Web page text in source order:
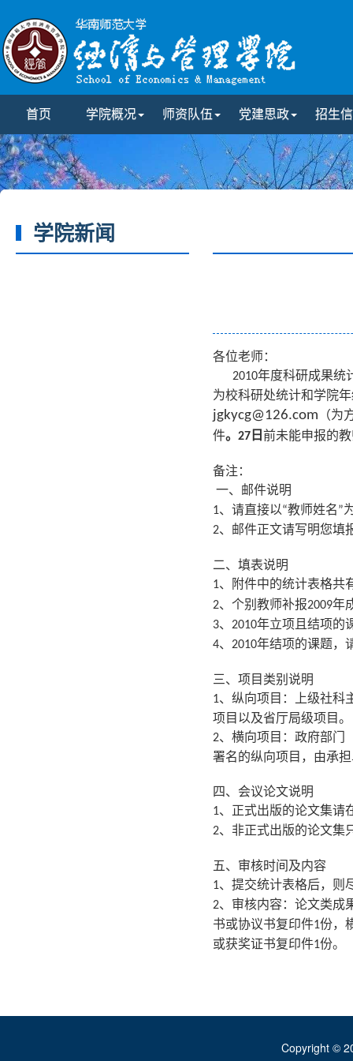
首页 学院概况 师资队伍 党建思政 招生
学院新闻
各位老师：
2010年度科研成果统
为校科研处统计和学院
jgkycg@126.com （为
件。 27 日 前未能申报的
备注：
一、邮件说明
1、请直接以“教师姓名”
2、邮件正文请写明您填
二、填表说明
1、附件中的统计表格共
2、个别教师补报2009年
3、 2010年立项且结项的
4、 2010年结项的课题，
三、项目类别说明
1、纵向项目：上级社科
项目以及省厅局级项目。
2、横向项目：政府部门
署名的纵向项目，由承
四、会议论文说明
1、正式出版的论文集请
2、非正式出版的论文集
五、审核时间及内容
1、提交统计表格后，则
2、审核内容：论文类成
书或协议书复印件1份，
或获奖证书复印件1份。
Copyright ©